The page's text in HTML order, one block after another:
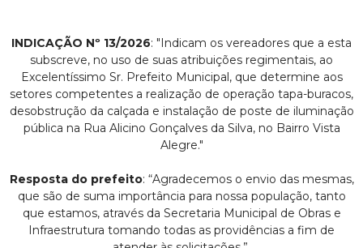
INDICAÇÃO Nº 13/2026: "Indicam os vereadores que a esta
subscreve, no uso de suas atribuições regimentais, ao
Excelentíssimo Sr. Prefeito Municipal, que determine aos
setores competentes a realização de operação tapa-buracos,
desobstrução da calçada e instalação de poste de iluminação
pública na Rua Alicino Gonçalves da Silva, no Bairro Vista
Alegre."
Resposta do prefeito: “Agradecemos o envio das mesmas,
que são de suma importância para nossa população, tanto
que estamos, através da Secretaria Municipal de Obras e
Infraestrutura tomando todas as providências a fim de